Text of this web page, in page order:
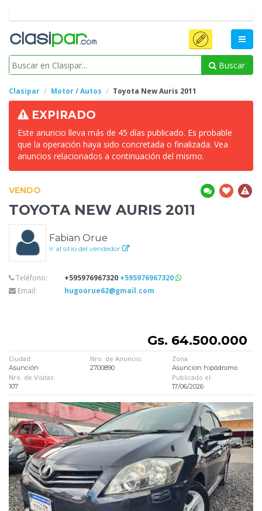
Buscar
Clasipar Motor / Autos Toyota New Auris 2011
EXPIRADO
Este anuncio lleva más de 45 días publicado. Es probable
que la operación haya sido concretada o finalizada. Vea
anuncios relacionados a continuación del mismo.
VENDO
TOYOTA NEW AURIS 2011
Fabian Orue
Ir al sitio del vendedor
Teléfono: +595976967320 +595976967320
Email:
hugoorue62@gmail.com
Gs. 64.500.000
Ciudad:
Asunción
Nro. de Anuncio:
2700890
Zona
Asuncion hipódromo
Nro. de Visitas:
107
Publicado el:
17/06/2026